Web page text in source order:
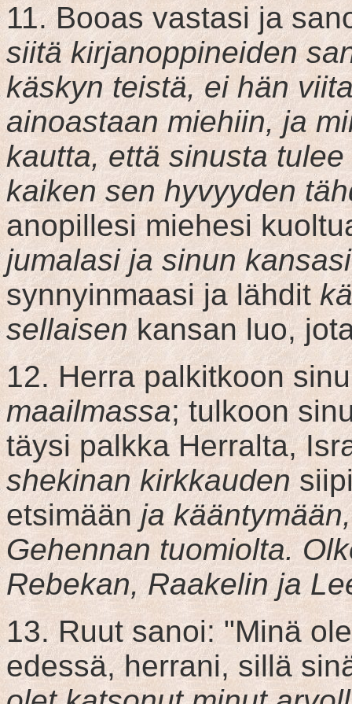
11. Booas vastasi ja
siitä kirjanoppineiden
käskyn teistä, ei hän
ainoastaan miehiin, ja
kautta, että sinusta
kaiken sen hyvyyden
anopillesi miehesi
jumalasi ja sinun
synnyinmaasi ja lähdit
sellaisenkansan luo,
12. Herra palkitkoon
maailmassa; tulkoon
täysi palkka Herralta,
shekinan kirkkauden
etsimäänja
Gehennan tuomiolta.
Rebekan, Raakelin ja
13. Ruut sanoi: "Minä
edessä, herrani, sillä